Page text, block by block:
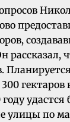
рассказал,
гектаров
удастся
улицы по